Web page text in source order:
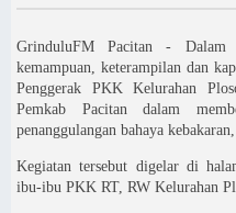
GrinduluFM Pacitan - Dalam
kemampuan, keterampilan dan
Penggerak PKK Kelurahan
Pemkab Pacitan dalam
penanggulangan bahaya
Kegiatan tersebut digelar di
ibu-ibu PKK RT, RW Kelurahan